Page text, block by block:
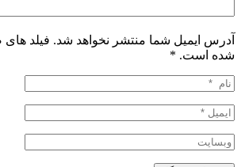
آدرس ایمیل شما منتشر نخواهد شد. فیلد
شده است. *